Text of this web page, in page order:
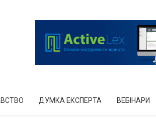
ДУМКА ЕКСПЕРТА ВЕБІНАРИ